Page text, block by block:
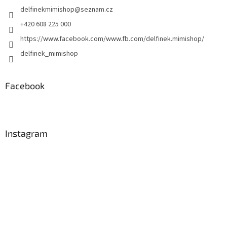
delfinekmimishop@seznam.cz
+420 608 225 000
https://www.facebook.com/www.fb.com/delfinek.mimishop/
delfinek_mimishop
Facebook
Instagram